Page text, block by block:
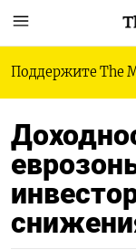
Поддержите The